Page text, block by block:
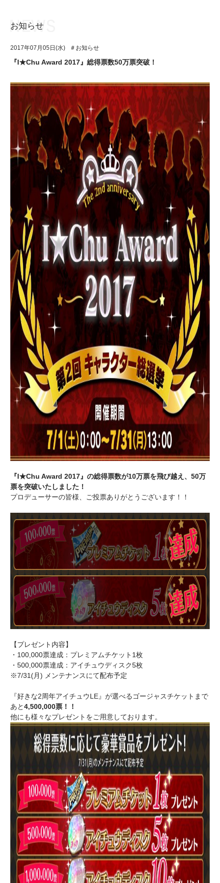
アプリゲーム
イベント・キャンペーン
ミュージック
グッズ・本
ギャラリー
ユニット&キャラクター
アプリゲーム
イベント・キャンペーン
ミュージック
グッズ・本
ギャラリー
お知らせ
2017年07月05日(水) ＃お知らせ
『I★Chu Award 2017』総得票数50万票突破！
『I★Chu Award 2017』の総得票数が10万票を飛び越え、50万
票を突破いたしました！
プロデューサーの皆様、ご投票ありがとうございます！！
【プレゼント内容】
・100,000票達成：プレミアムチケット1枚
・500,000票達成：アイチュウディスク5枚
※7/31(月) メンテナンスにて配布予定
『好きな2周年アイチュウLE』が選べるゴージャスチケットまで
あと4,500,000票！！
他にも様々なプレゼントをご用意しております。